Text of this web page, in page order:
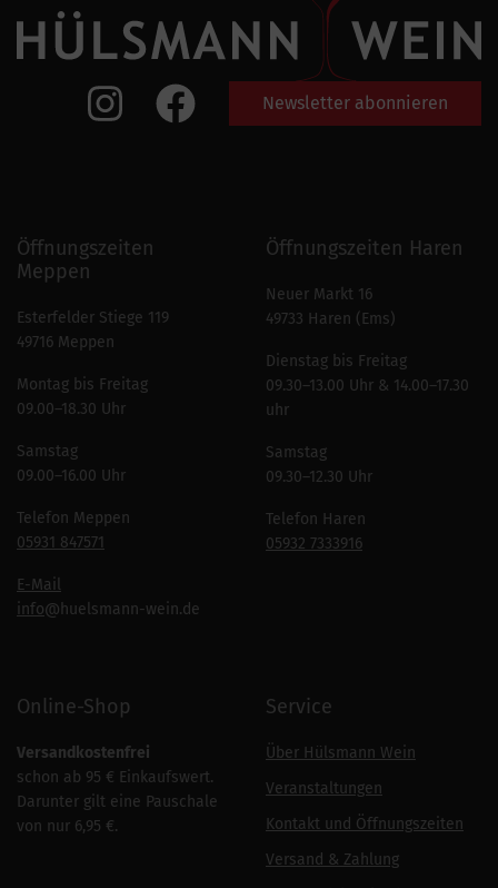
Newsletter abonnieren
Öffnungszeiten
Meppen
Esterfelder Stiege 119
49716 Meppen
Montag bis Freitag
09.00–18.30 Uhr
Samstag
09.00–16.00 Uhr
Telefon Meppen
05931 847571
E-Mail
info@huelsmann-wein.de
Öffnungszeiten Haren
Neuer Markt 16
49733 Haren (Ems)
Dienstag bis Freitag
09.30–13.00 Uhr & 14.00–17.30
uhr
Samstag
09.30–12.30 Uhr
Telefon Haren
05932 7333916
Online-Shop
Versandkostenfrei
schon ab 95 € Einkaufswert.
Darunter gilt eine Pauschale
von nur 6,95 €.
Service
Über Hülsmann Wein
Veranstaltungen
Kontakt und Öffnungszeiten
Versand & Zahlung